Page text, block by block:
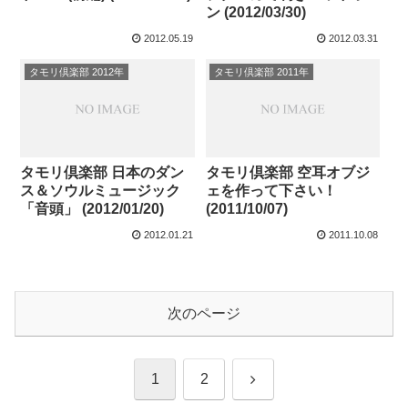
2012.05.19
ン (2012/03/30)
2012.03.31
タモリ倶楽部 2012年
タモリ倶楽部 日本のダン
ス＆ソウルミュージック
「音頭」 (2012/01/20)
2012.01.21
タモリ倶楽部 2011年
タモリ倶楽部 空耳オブジ
ェを作って下さい！
(2011/10/07)
2011.10.08
次のページ
1 2 次